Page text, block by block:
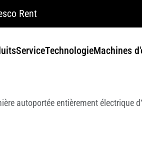
Rent
ServiceTechnologieMachines
autoportée entièrement électrique